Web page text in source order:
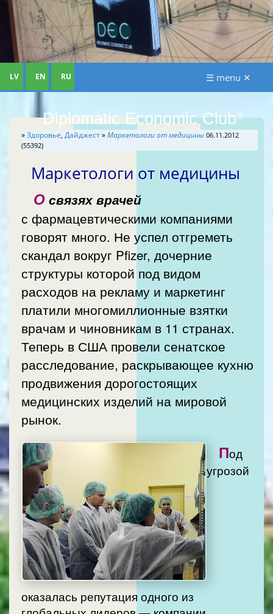
Diplomatic Economic Club®
LV EN RU ☰ menu ✕
»Здоровье, Дайджест»Маркетологи от медицины 06.11.2012
(55392)
Маркетологи от медицины
О связях врачей
с фармацевтическими компаниями
говорят много. Не успел отгреметь
скандал вокруг Pfizer, дочерние
структуры которой под видом
расходов на рекламу и маркетинг
платили многомиллионные взятки
врачам и чиновникам в 11 странах.
Теперь в США провели сенатское
расследование, раскрывающее кухню
продвижения дорогостоящих
медицинских изделий на мировой
рынок.
Под
угрозой
оказалась репутация одного из